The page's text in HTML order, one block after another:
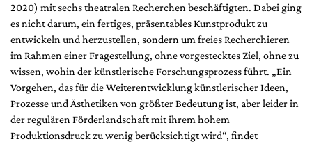
2020) mit sechs theatralen Recherchen beschäftigten. Dabei ging
es nicht darum, ein fertiges, präsentables Kunstprodukt zu
entwickeln und herzustellen, sondern um freies Recherchieren
im Rahmen einer Fragestellung, ohne vorgestecktes Ziel, ohne zu
wissen, wohin der künstlerische Forschungsprozess führt. „Ein
Vorgehen, das für die Weiterentwicklung künstlerischer Ideen,
Prozesse und Ästhetiken von größter Bedeutung ist, aber leider in
der regulären Förderlandschaft mit ihrem hohem
Produktionsdruck zu wenig berücksichtigt wird“, findet